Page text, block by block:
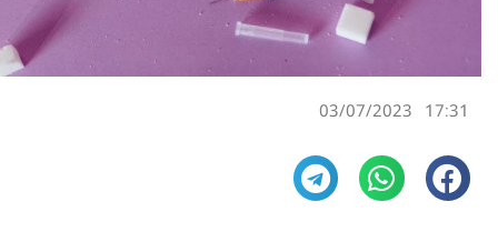
17:31
03/07/2023